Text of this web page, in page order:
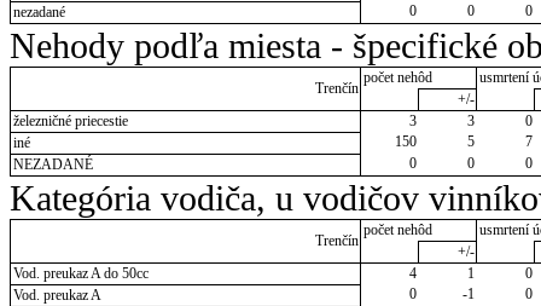
nezadané
0 0 0
Nehody podľa miesta - špecifické
Trenčín
počet nehôd
usmrtení
+/-
železničné priecestie
3 3
0
iné
150 5
7
NEZADANÉ
0 0 0
Kategória vodiča, u vodičov
Trenčín
počet nehôd
usmrtení
+/-
Vod. preukaz A do 50cc
4 1
0
Vod. preukaz A
0 -1
0